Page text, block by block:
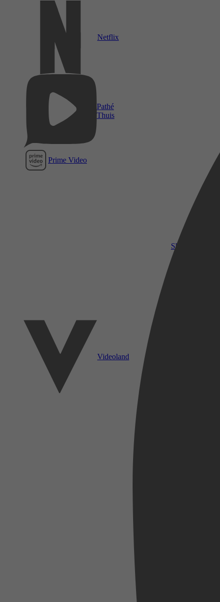
Netflix
Pathé
Thuis
Prime Video
SkyShowtime
Videoland